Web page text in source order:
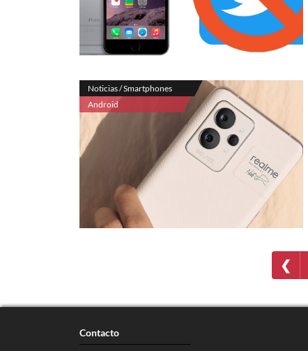
Noticias / Smartphones
Android
❮
Contacto